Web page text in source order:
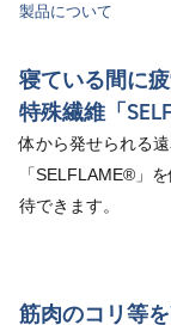
製品について
寝ている間に
特殊繊維「
体から発せられる
「SELFLAME®︎」
待できます。
筋肉のコリ等